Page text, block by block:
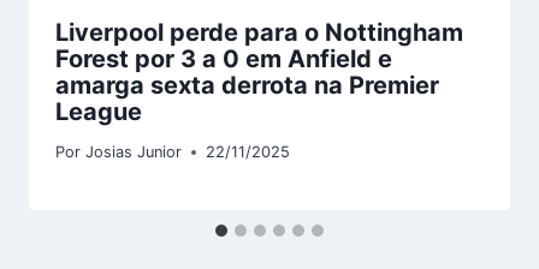
Liverpool perde para o Nottingham
Forest por 3 a 0 em Anfield e
amarga sexta derrota na Premier
League
Por Josias Junior 22/11/2025